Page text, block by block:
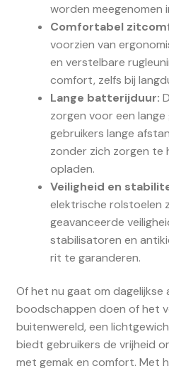
worden meegenomen
Comfortabel
voorzien van
en verstelbare
comfort, zelfs bij
Lange batterijduur:
zorgen voor een
gebruikers lange
zonder zich zorgen te
opladen.
Veiligheid en
elektrische rolstoelen
geavanceerde
stabilisatoren en
rit te garanderen.
Of het nu gaat om
boodschappen doen of het
buitenwereld, een
biedt gebruikers de vrijheid
met gemak en comfort. Met